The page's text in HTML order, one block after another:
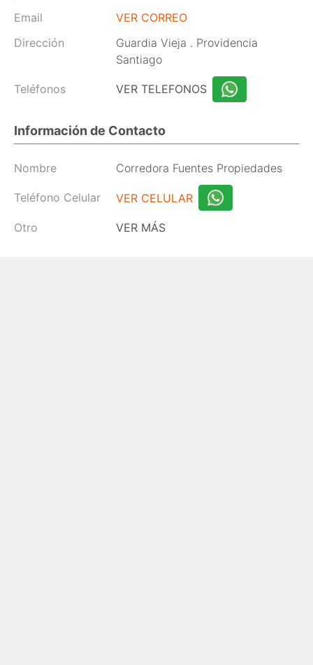
Email
VER CORREO
Dirección
Guardia Vieja . Providencia
Santiago
Teléfonos VER TELEFONOS
Información de Contacto
Nombre Corredora Fuentes Propiedades
Teléfono Celular VER CELULAR
Otro VER MÁS